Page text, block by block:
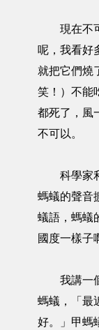
現在不可
呢，我看好
就把它們燒
笑！）不能
都死了，風
不可以。
科學家利
螞蟻的聲音
蟻語，螞蟻
國度一樣子
我講一個
螞蟻，「最
好。」甲螞